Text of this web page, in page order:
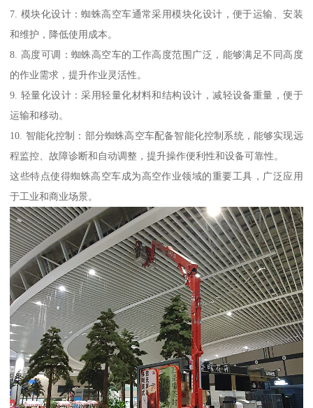
7. 模块化设计：蜘蛛高空车通常采用模块化设计，便于运输、安装
和维护，降低使用成本。
8. 高度可调：蜘蛛高空车的工作高度范围广泛，能够满足不同高度
的作业需求，提升作业灵活性。
9. 轻量化设计：采用轻量化材料和结构设计，减轻设备重量，便于
运输和移动。
10. 智能化控制：部分蜘蛛高空车配备智能化控制系统，能够实现远
程监控、故障诊断和自动调整，提升操作便利性和设备可靠性。
这些特点使得蜘蛛高空车成为高空作业领域的重要工具，广泛应用
于工业和商业场景。